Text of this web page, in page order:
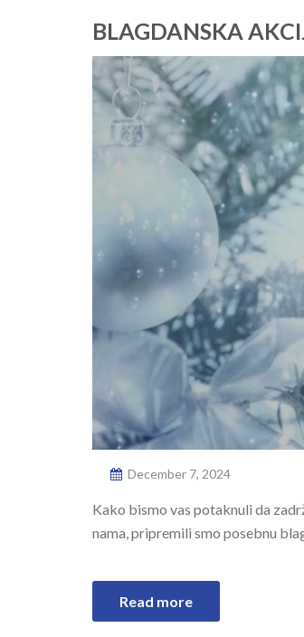
BLAGDANSKA
December 7, 2024
Kako bismo vas potaknuli da
nama, pripremili smo posebnu
Read more